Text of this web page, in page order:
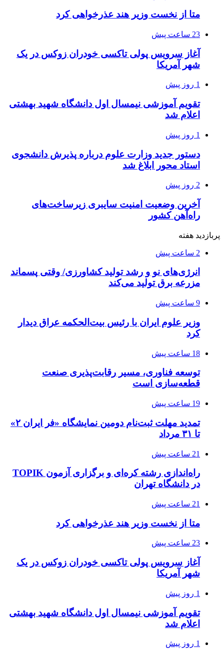
متا از نخست وزیر هند عذرخواهی کرد
23 ساعت پیش
آغاز سرویس پولی تاکسی خودران زوکس در یک
شهر آمریکا
1 روز پیش
تقویم آموزشی نیمسال اول دانشگاه شهید بهشتی
اعلام شد
1 روز پیش
دستور جدید وزارت علوم درباره پذیرش دانشجوی
استاد محور ابلاغ شد
2 روز پیش
آخرین وضعیت امنیت سایبری زیرساخت‌های
راه‌آهن کشور
پربازدید هفته
2 ساعت پیش
انرژی‌های نو و رشد تولید کشاورزی/ وقتی پسماند
مزرعه‌ برق تولید می‌کند
9 ساعت پیش
وزیر علوم ایران با رئیس بیت‌الحکمه عراق دیدار
کرد
18 ساعت پیش
توسعه فناوری، مسیر رقابت‌پذیری صنعت
قطعه‌سازی است
19 ساعت پیش
تمدید مهلت ثبت‌نام دومین نمایشگاه «فر ایران ۲»
تا ۳۱ مرداد
21 ساعت پیش
راه‌اندازی رشته کره‌ای و برگزاری آزمون TOPIK
در دانشگاه تهران
21 ساعت پیش
متا از نخست وزیر هند عذرخواهی کرد
23 ساعت پیش
آغاز سرویس پولی تاکسی خودران زوکس در یک
شهر آمریکا
1 روز پیش
تقویم آموزشی نیمسال اول دانشگاه شهید بهشتی
اعلام شد
1 روز پیش